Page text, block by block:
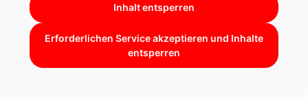
Inhalt entsperren
Erforderlichen Service akzeptieren und Inhalte
entsperren